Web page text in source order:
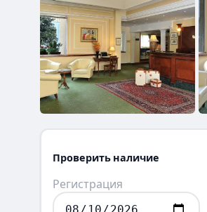
Проверить наличие
Регистрация